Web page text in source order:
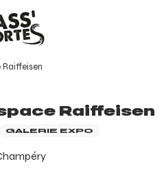
Raiffeisen
Raiffeisen
GALERIE EXPO